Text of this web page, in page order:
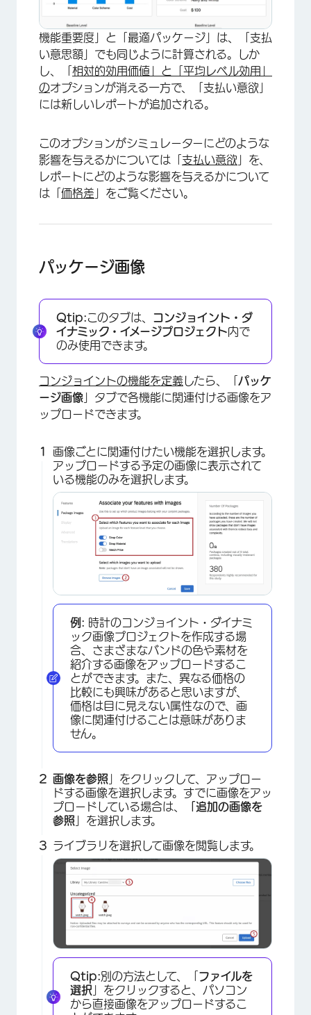
×
機能重要度」と「最適パッケージ」は、「支払
い意思額」でも同じように計算される。しか
し、「 相対的効用価値」と「平均レベル効用」
のオプションが消える一方で、「支払い意欲」
には新しいレポートが追加される。
このオプションがシミュレーターにどのような
影響を与えるかについては「 支払い意欲 」を、
レポートにどのような影響を与えるかについて
は「 価格差 」をご覧ください。
パッケージ画像
Qtip:このタブは、
コンジョイント・ダ
イナミック・イメージプロジェクト内で
のみ使用できます。
コンジョイントの機能を定義したら、「 パッケ
ージ画像 」タブで各機能に関連付ける画像をア
ップロードできます。
画像ごとに関連付けたい機能を選択します。
アップロードする予定の画像に表示されて
いる機能のみを選択します。
例: 時計のコンジョイント・ダイナミ
ック画像プロジェクトを作成する場
合、さまざまなバンドの色や素材を
紹介する画像をアップロードするこ
とができます。また、異なる価格の
比較にも興味があると思いますが、
価格は目に見えない属性なので、画
像に関連付けることは意味がありま
せん。
画像を参照 」をクリックして、アップロー
ドする画像を選択します。すでに画像をアッ
プロードしている場合は、
「追加の画像を
参照 」を選択します。
ライブラリを選択して画像を閲覧します。
Qtip:別の方法として、「 ファイルを
選択 」をクリックすると、パソコン
から直接画像をアップロードするこ